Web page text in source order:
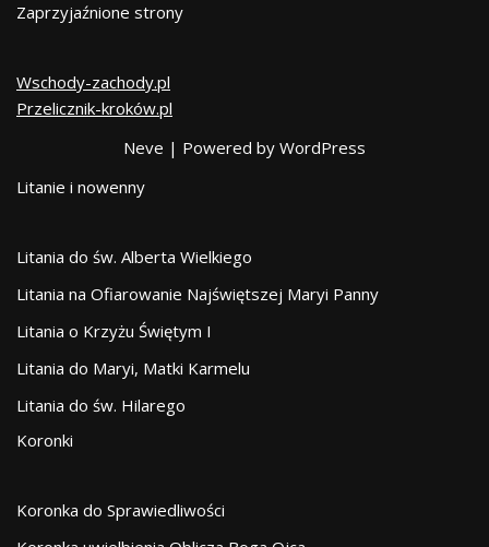
Zaprzyjaźnione strony
Wschody-zachody.pl
Przelicznik-kroków.pl
Neve | Powered by WordPress
Litanie i nowenny
Litania do św. Alberta Wielkiego
Litania na Ofiarowanie Najświętszej Maryi Panny
Litania o Krzyżu Świętym I
Litania do Maryi, Matki Karmelu
Litania do św. Hilarego
Koronki
Koronka do Sprawiedliwości